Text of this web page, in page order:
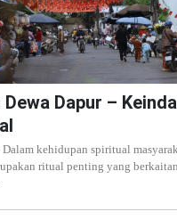
Dewa Dapur –
kehidupan spiritual
ritual penting yang